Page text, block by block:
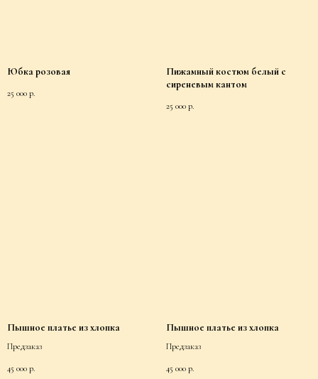
Юбка розовая
25 000 р.
Пижамный костюм белый с
сиреневым кантом
25 000 р.
Пышное платье из хлопка
Предзаказ
45 000 р.
Пышное платье из хлопка
Предзаказ
45 000 р.